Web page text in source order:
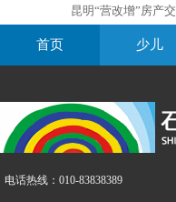
昆明“营改增”房产交
首页 少儿
电话热线：010-83838389